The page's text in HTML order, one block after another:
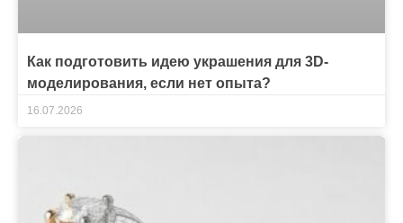
Как подготовить идею украшения для 3D-
моделирования, если нет опыта?
16.07.2026